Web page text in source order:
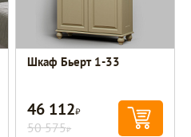
Шкаф Бьерт 1-33
46 112Р
50 575Р